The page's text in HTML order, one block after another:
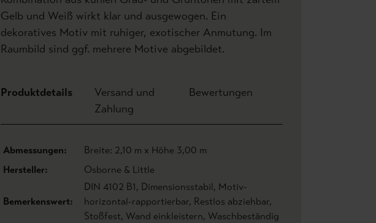
Gelb und Weiß wirkt klar und ausgewogen. Ein
dekoratives Motiv mit ruhiger, exotischer Anmutung. Im
Raumbild sind ggf. mehrere Motive abgebildet.
Produktdetails
Versand und
Zahlung
Bewertungen
Abmessungen:
Breite: 2,10 m x Höhe 3,00 m
Hersteller:
Osborne & Little
Bemerkenswert:
DIN 4102 B1, Dimensionsstabil, Motiv-
horizontal-rapportierbar, Restlos abziehbar,
Stoßfest, Wand einkleistern, Waschbeständig